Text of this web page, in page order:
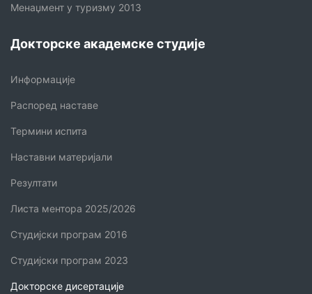
Менаџмент у туризму 2013
Докторске академске студије
Информације
Распоред наставе
Термини испита
Наставни материјали
Резултати
Листа ментора 2025/2026
Студијски програм 2016
Студијски програм 2023
Докторске дисертације